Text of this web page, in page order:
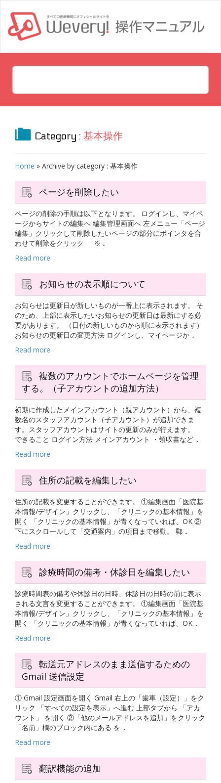
Category : 基本操作
Home » Archive by category : 基本操作
ページを削除したい
ページの削除の手順は以下となります。 ログインし、マイペ
ージからサイトの編集へ 編集管理画面へ 左メニュー「ページ
編集」クリックして削除したいページの部分にポインタを合
わせて削除をクリック ※ ..
Read more
お知らせの表示順について
お知らせは更新日が新しいものが一番上に表示されます。 そ
のため、上部に表示したいお知らせの更新日は最新にする必
要があります。 （日付の新しいものから順に表示されます）
お知らせの更新日の変更方法 ログインし、マイページか ..
Read more
複数のアカウントでホームページを管理
する。（子アカウントの追加方法）
初期に作成したメインアカウント（親アカウント）から、複
数名のスタッフアカウント（子アカウント）が追加できま
す。スタッフアカウントはサイトの更新のみが行えます。
できること ログイン方法 メインアカウント ・領収書など ..
Read more
住所の記載を編集したい
住所の記載を変更することができます。 ①編集画面「医院基
本情報/デザイン」クリックし、「クリニックの基本情報」を
開く 「クリニックの基本情報」が青くなっていれば、OK ②
下にスクロールして「交通案内」の項目まで移動。 郵 ..
Read more
診療時間の備考・休診日を編集したい
診療時間表の備考や休診日の日時、休診日の日時の前に表示
される文言を変更することができます。 ①編集画面「医院基
本情報/デザイン」クリックし、「クリニックの基本情報」を
開く 「クリニックの基本情報」が青くなっていれば、OK ..
Read more
転送元アドレスのまま送信するための
Gmail 送信設定
① Gmail 設定画面を開く Gmail 右上の「歯車（設定）」をク
リック 「すべての設定を表示」へ進む 上部タブから 「アカ
ウント」 を開く ②「他のメールアドレスを追加」をクリック
「名前」欄のブロック内にある を ..
Read more
翻訳機能の追加